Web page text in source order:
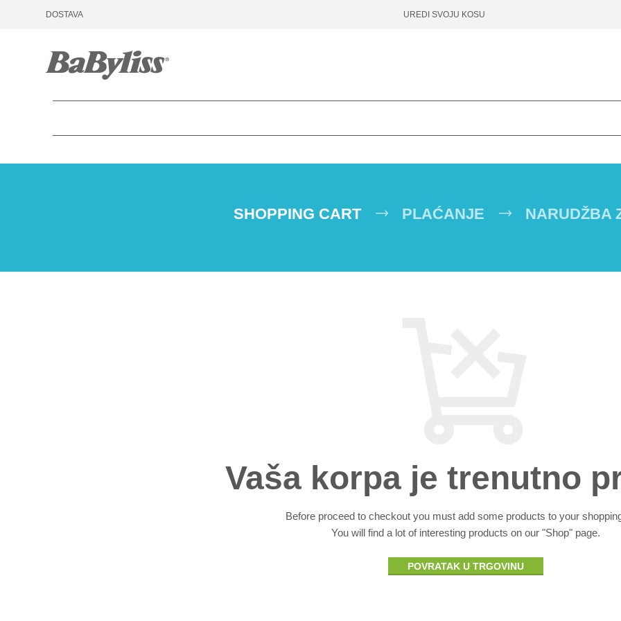
DOSTAVA UREDI SVOJU KOSU
SHOPPING CART PLAĆANJE NARUDŽBA
Vaša korpa je trenutno
Before proceed to checkout you must add some products to your
You will find a lot of interesting products on our "Shop" page.
POVRATAK U TRGOVINU